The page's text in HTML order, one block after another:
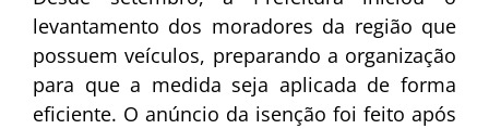
levantamento dos moradores da região que
possuem veículos, preparando a organização
para que a medida seja aplicada de forma
eficiente. O anúncio da isenção foi feito após